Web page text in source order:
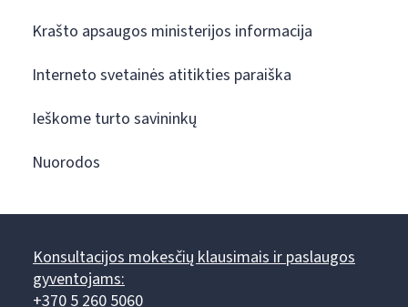
Krašto apsaugos ministerijos informacija
Interneto svetainės atitikties paraiška
Ieškome turto savininkų
Nuorodos
Konsultacijos mokesčių klausimais ir paslaugos
gyventojams:
+370 5 260 5060